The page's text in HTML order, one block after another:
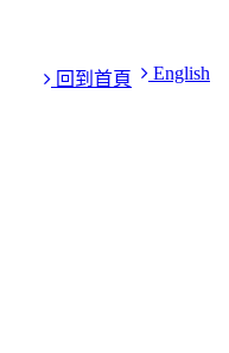
English
回到首頁